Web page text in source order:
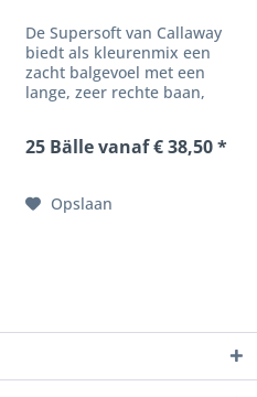
De Supersoft van Callaway
biedt als kleurenmix een
zacht balgevoel met een
lange, zeer rechte baan,
Ontwikkeld als een
voorzien van een lage
kerncompressie, biedt
25 Bälle vanaf € 38,50 *
Opslaan